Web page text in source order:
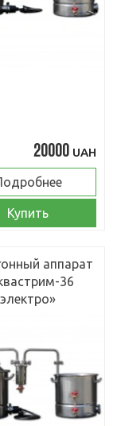
20000 UAH
Купить
аппарат
36
электро»